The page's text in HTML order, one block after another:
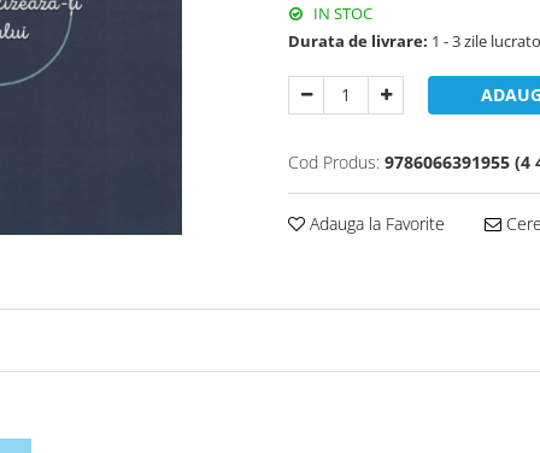
IN STOC
Durata de livrare: 1 - 3 zile
Cod Produs: 9786066391955 (4
Adauga la Favorite